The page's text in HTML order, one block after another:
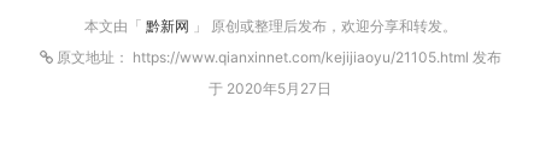
本文由「 黔新网 」 原创或整理后发布，欢迎分享和转发。
原文地址： https://www.qianxinnet.com/kejijiaoyu/21105.html 发布
于 2020年5月27日